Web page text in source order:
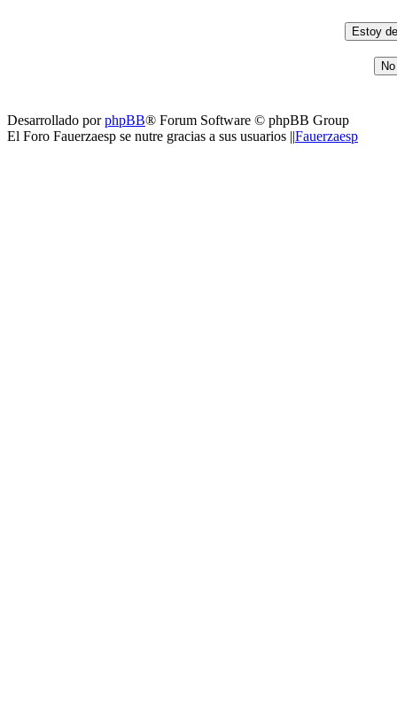
Desarrollado porphpBB® Forum Software © phpBB Group
El Foro Fauerzaesp se nutre gracias a sus usuarios ||Fauerzaesp